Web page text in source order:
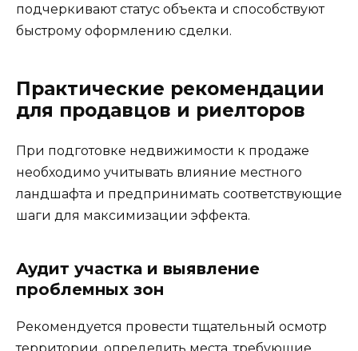
подчеркивают статус объекта и способствуют
быстрому оформлению сделки.
Практические рекомендации
для продавцов и риелторов
При подготовке недвижимости к продаже
необходимо учитывать влияние местного
ландшафта и предпринимать соответствующие
шаги для максимизации эффекта.
Аудит участка и выявление
проблемных зон
Рекомендуется провести тщательный осмотр